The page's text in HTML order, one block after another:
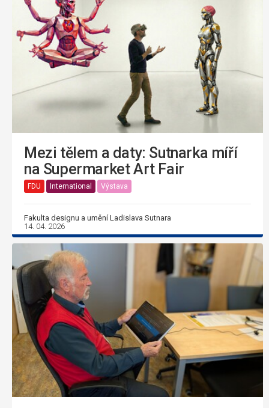
Mezi tělem a daty: Sutnarka míří
na Supermarket Art Fair
FDU International Výstava
Fakulta designu a umění Ladislava Sutnara
14. 04. 2026